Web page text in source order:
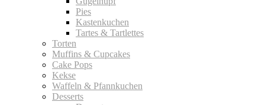
Pies
Kastenkuchen
Tartes & Tartlettes
Torten
Muffins & Cupcakes
Cake Pops
Kekse
Waffeln & Pfannkuchen
Desserts